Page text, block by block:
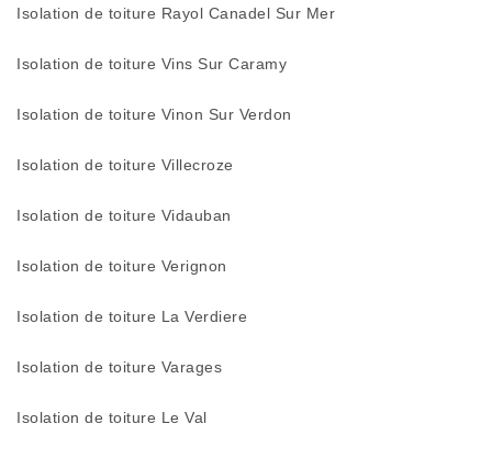
Isolation de toiture Rayol Canadel Sur Mer
Isolation de toiture Vins Sur Caramy
Isolation de toiture Vinon Sur Verdon
Isolation de toiture Villecroze
Isolation de toiture Vidauban
Isolation de toiture Verignon
Isolation de toiture La Verdiere
Isolation de toiture Varages
Isolation de toiture Le Val